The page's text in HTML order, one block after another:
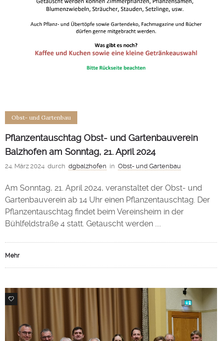
Obst- und Gartenbau
Pflanzentauschtag Obst- und Gartenbauverein
Balzhofen am Sonntag, 21. April 2024
24. März 2024 durch dgbalzhofen in Obst- und Gartenbau
Am Sonntag, 21. April 2024, veranstaltet der Obst- und
Gartenbauverein ab 14 Uhr einen Pflanzentauschtag. Der
Pflanzentauschtag findet beim Vereinsheim in der
Bühlfeldstraße 4 statt. Getauscht werden ....
Mehr
0